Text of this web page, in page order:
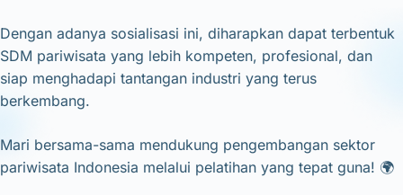
Dengan adanya sosialisasi ini, diharapkan dapat terbentuk
SDM pariwisata yang lebih kompeten, profesional, dan
siap menghadapi tantangan industri yang terus
berkembang.
Mari bersama-sama mendukung pengembangan sektor
pariwisata Indonesia melalui pelatihan yang tepat guna! 🌍